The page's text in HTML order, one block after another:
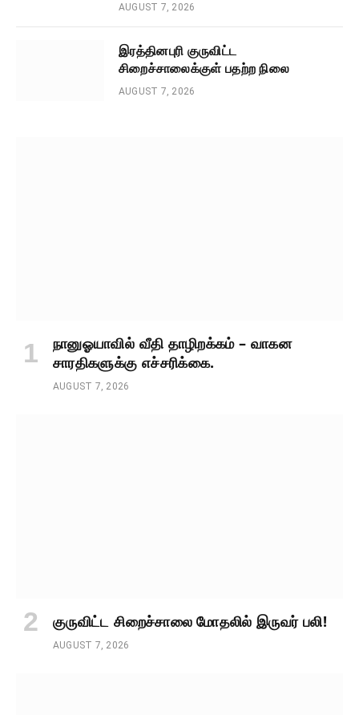
AUGUST 7, 2026
இரத்தினபுரி குருவிட்ட
சிறைச்சாலைக்குள் பதற்ற நிலை
AUGUST 7, 2026
நானுஓயாவில் வீதி தாழிறக்கம் – வாகன
சாரதிகளுக்கு எச்சரிக்கை.
AUGUST 7, 2026
குருவிட்ட சிறைச்சாலை மோதலில் இருவர் பலி!
AUGUST 7, 2026